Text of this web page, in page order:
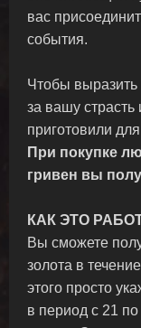
вас
события.
Чтобы
за вашу
приготовили
При покупке
гривен вы
КАК ЭТО
Вы сможете
золота в
этого просто
в период с 21